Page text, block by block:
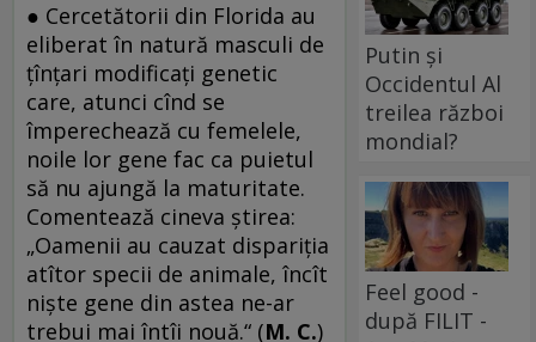
● Cercetătorii din Florida au
eliberat în natură masculi de
ţînţari modificaţi genetic
care, atunci cînd se
împerechează cu femelele,
noile lor gene fac ca puietul
să nu ajungă la maturitate.
Comentează cineva ştirea:
„Oamenii au cauzat dispariţia
atîtor specii de animale, încît
nişte gene din astea ne-ar
trebui mai întîi nouă.“ (M. C.)
Putin și
Occidentul Al
treilea război
mondial?
Feel good -
după FILIT -